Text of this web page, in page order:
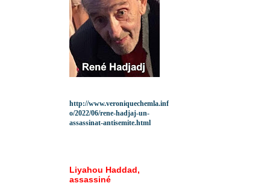
http://www.veroniquechemla.inf
o/2022/06/rene-hadjaj-un-
assassinat-antisemite.html
Liyahou Haddad,
assassiné